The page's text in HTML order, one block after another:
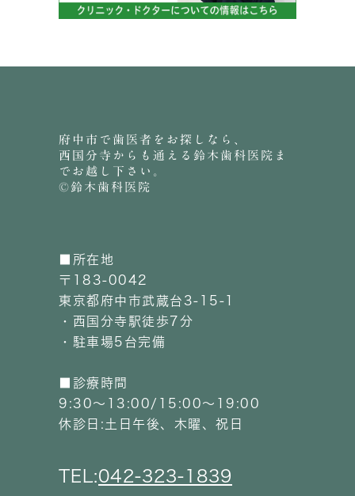
府中市で歯医者をお探しなら、
西国分寺からも通える鈴木歯科医院ま
でお越し下さい。
©鈴木歯科医院
■所在地
〒183-0042
東京都府中市武蔵台3-15-1
・西国分寺駅徒歩7分
・駐車場5台完備
■診療時間
9:30～13:00/15:00～19:00
休診日:土日午後、木曜、祝日
TEL:042-323-1839